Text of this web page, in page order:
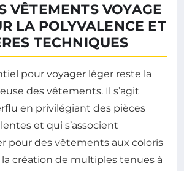
VÊTEMENTS VOYAGE
LA POLYVALENCE ET
TECHNIQUES
pour voyager léger reste la
des vêtements. Il s’agit
en privilégiant des pièces
et qui s’associent
pour des vêtements aux coloris
création de multiples tenues à